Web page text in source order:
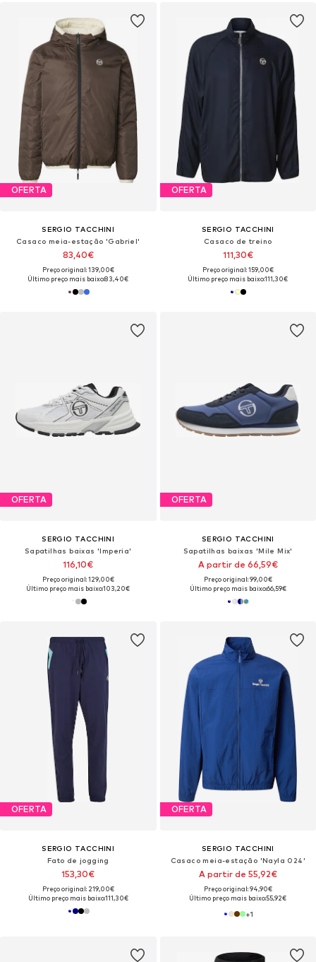
OFERTA
SERGIO TACCHINI
Casaco meia-estação 'Gabriel'
83,40€
Preço original: 139,00€
Último preço mais baixo:83,40€
OFERTA
SERGIO TACCHINI
Casaco de treino
111,30€
Preço original: 159,00€
Último preço mais baixo:111,30€
OFERTA
SERGIO TACCHINI
Sapatilhas baixas 'Imperia'
116,10€
Preço original: 129,00€
Último preço mais baixo:103,20€
OFERTA
SERGIO TACCHINI
Sapatilhas baixas 'Mile Mix'
A partir de 66,59€
Preço original: 99,00€
Último preço mais baixo:66,59€
OFERTA
SERGIO TACCHINI
Fato de jogging
153,30€
Preço original: 219,00€
Último preço mais baixo:111,30€
OFERTA
SERGIO TACCHINI
Casaco meia-estação 'Nayla 024'
A partir de 55,92€
Preço original: 94,90€
Último preço mais baixo:55,92€
+1